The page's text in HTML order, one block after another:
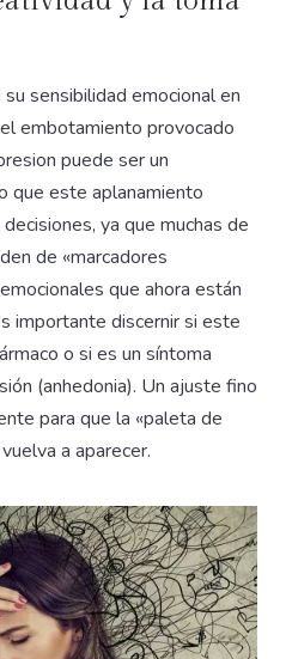
sensibilidad emocional en
embotamiento provocado
puede ser un
que este aplanamiento
ya que muchas de
de «marcadores
que ahora están
importante discernir si este
o si es un síntoma
(anhedonia). Un ajuste fino
para que la «paleta de
a aparecer.